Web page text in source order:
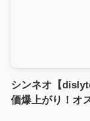
シンネオ【
価爆上がり！オ